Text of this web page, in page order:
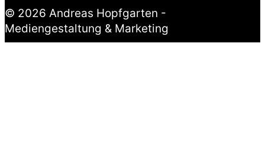
© 2026 Andreas Hopfgarten -
Mediengestaltung & Marketing